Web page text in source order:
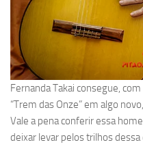
Fernanda Takai consegue,
“Trem das Onze” em algo
Vale a pena conferir essa
deixar levar pelos trilhos